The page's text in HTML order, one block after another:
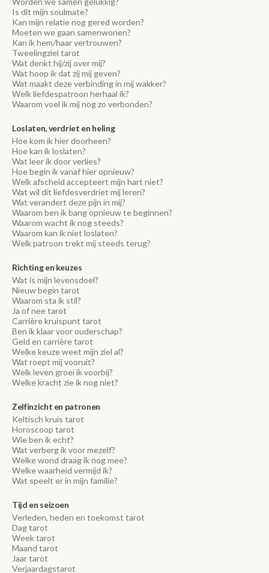
Is dit mijn soulmate?
Kan mijn relatie nog gered worden?
Moeten we gaan samenwonen?
Kan ik hem/haar vertrouwen?
Tweelingziel tarot
Wat denkt hij/zij over mij?
Wat hoop ik dat zij mij geven?
Wat maakt deze verbinding in mij wakker?
Welk liefdespatroon herhaal ik?
Waarom voel ik mij nog zo verbonden?
Loslaten, verdriet en heling
Hoe kom ik hier doorheen?
Hoe kan ik loslaten?
Wat leer ik door verlies?
Hoe begin ik vanaf hier opnieuw?
Welk afscheid accepteert mijn hart niet?
Wat wil dit liefdesverdriet mij leren?
Wat verandert deze pijn in mij?
Waarom ben ik bang opnieuw te beginnen?
Waarom wacht ik nog steeds?
Waarom kan ik niet loslaten?
Welk patroon trekt mij steeds terug?
Richting en keuzes
Wat is mijn levensdoel?
Nieuw begin tarot
Waarom sta ik stil?
Ja of nee tarot
Carrière kruispunt tarot
Ben ik klaar voor ouderschap?
Geld en carrière tarot
Welke keuze weet mijn ziel al?
Wat roept mij vooruit?
Welk leven groei ik voorbij?
Welke kracht zie ik nog niet?
Zelfinzicht en patronen
Keltisch kruis tarot
Horoscoop tarot
Wie ben ik echt?
Wat verberg ik voor mezelf?
Welke wond draag ik nog mee?
Welke waarheid vermijd ik?
Wat speelt er in mijn familie?
Tijd en seizoen
Verleden, heden en toekomst tarot
Dag tarot
Week tarot
Maand tarot
Jaar tarot
Verjaardagstarot